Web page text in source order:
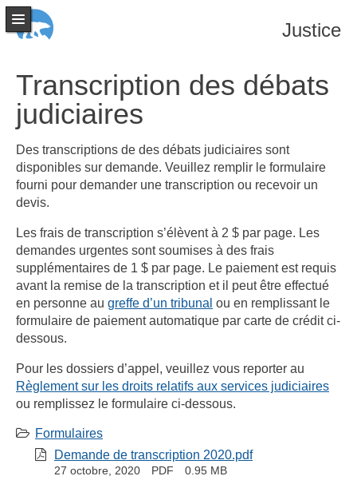
Justice
Transcription des débats
judiciaires
Des transcriptions de des débats judiciaires sont
disponibles sur demande. Veuillez remplir le formulaire
fourni pour demander une transcription ou recevoir un
devis.
Les frais de transcription s’élèvent à 2 $ par page. Les
demandes urgentes sont soumises à des frais
supplémentaires de 1 $ par page. Le paiement est requis
avant la remise de la transcription et il peut être effectué
en personne au greffe d’un tribunal ou en remplissant le
formulaire de paiement automatique par carte de crédit ci-
dessous.
Pour les dossiers d’appel, veuillez vous reporter au
Règlement sur les droits relatifs aux services judiciaires
ou remplissez le formulaire ci-dessous.
Formulaires
Demande de transcription 2020.pdf
27 octobre, 2020 PDF 0.95 MB